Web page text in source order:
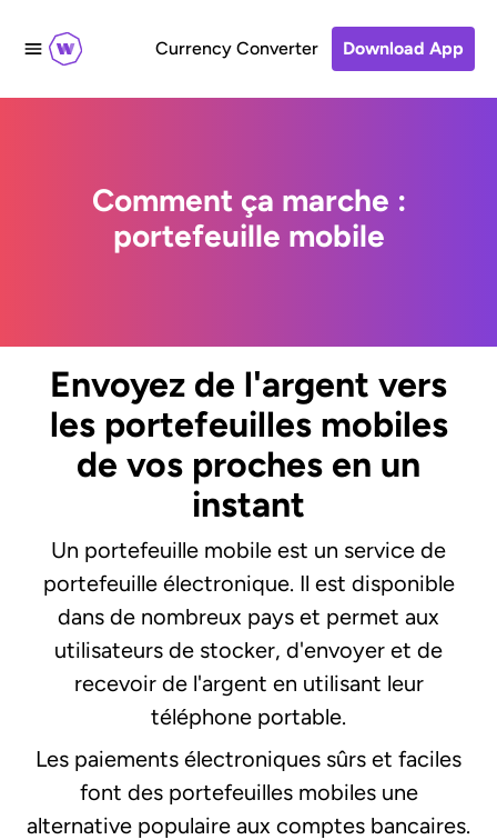
Currency Converter Download App
Comment ça marche :
portefeuille mobile
Envoyez de l'argent vers
les portefeuilles mobiles
de vos proches en un
instant
Un portefeuille mobile est un service de
portefeuille électronique. Il est disponible
dans de nombreux pays et permet aux
utilisateurs de stocker, d'envoyer et de
recevoir de l'argent en utilisant leur
téléphone portable.
Les paiements électroniques sûrs et faciles
font des portefeuilles mobiles une
alternative populaire aux comptes bancaires.